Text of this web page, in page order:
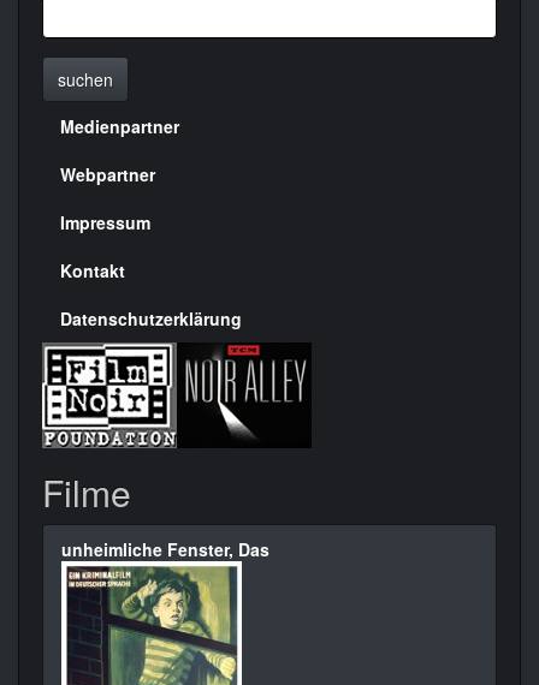
suchen
Menülinks
rechte
Seite
Medienpartner
Webpartner
Impressum
Kontakt
Datenschutzerklärung
Filme
unheimliche Fenster, Das